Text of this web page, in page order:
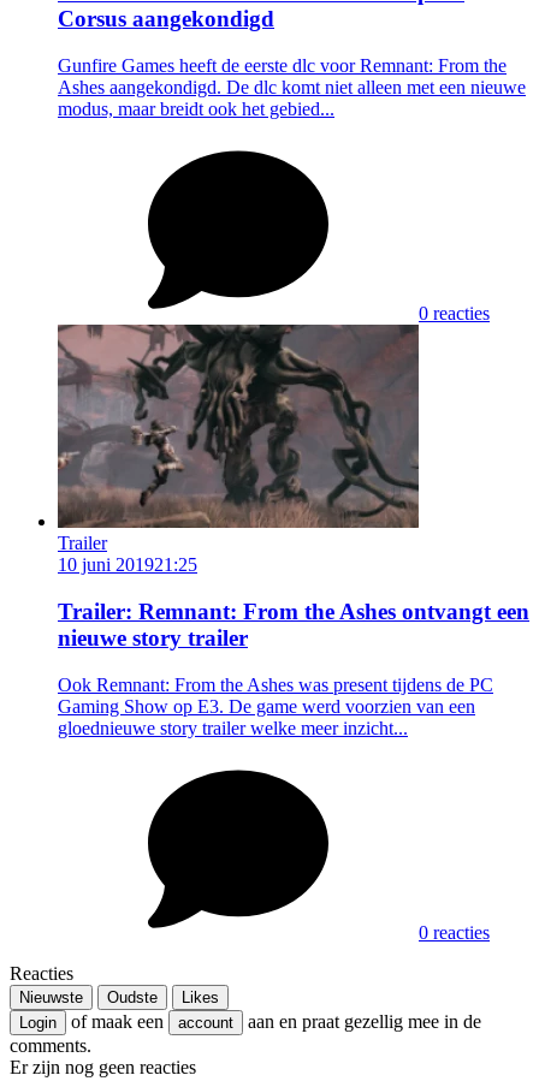
Corsus aangekondigd
Gunfire Games heeft de eerste dlc voor Remnant: From the
Ashes aangekondigd. De dlc komt niet alleen met een nieuwe
modus, maar breidt ook het gebied...
0 reacties
Trailer
10 juni 201921:25
Trailer: Remnant: From the Ashes ontvangt een
nieuwe story trailer
Ook Remnant: From the Ashes was present tijdens de PC
Gaming Show op E3. De game werd voorzien van een
gloednieuwe story trailer welke meer inzicht...
0 reacties
Reacties
Nieuwste Oudste
Likes
Login
of maak een account
aan en praat gezellig mee in de
comments.
Er zijn nog geen reacties